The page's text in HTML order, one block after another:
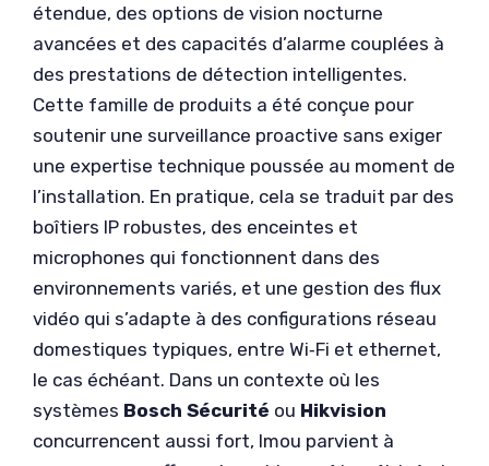
étendue, des options de vision nocturne
avancées et des capacités d’alarme couplées à
des prestations de détection intelligentes.
Cette famille de produits a été conçue pour
soutenir une surveillance proactive sans exiger
une expertise technique poussée au moment de
l’installation. En pratique, cela se traduit par des
boîtiers IP robustes, des enceintes et
microphones qui fonctionnent dans des
environnements variés, et une gestion des flux
vidéo qui s’adapte à des configurations réseau
domestiques typiques, entre Wi‑Fi et ethernet,
le cas échéant. Dans un contexte où les
systèmes Bosch Sécurité ou Hikvision
concurrencent aussi fort, Imou parvient à